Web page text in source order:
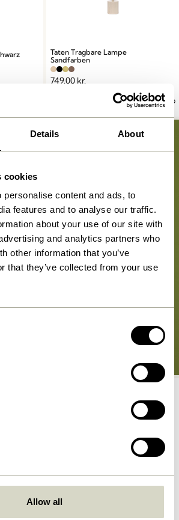
Details About
cookies
personalise content and ads, to
features and to analyse our traffic.
about your use of our site with
and analytics partners who
other information that you’ve
that they’ve collected from your use
Allow all
Taten Tragbare Lampe
Sandfarben
749,00 kr.